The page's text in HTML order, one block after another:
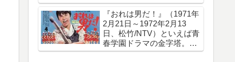
京していたことを報じる
『おれは男だ！』（1971年
2月21日～1972年2月13
日、松竹/NTV）といえば青
春学園ドラマの金字塔。50
年前の今日放送開始された